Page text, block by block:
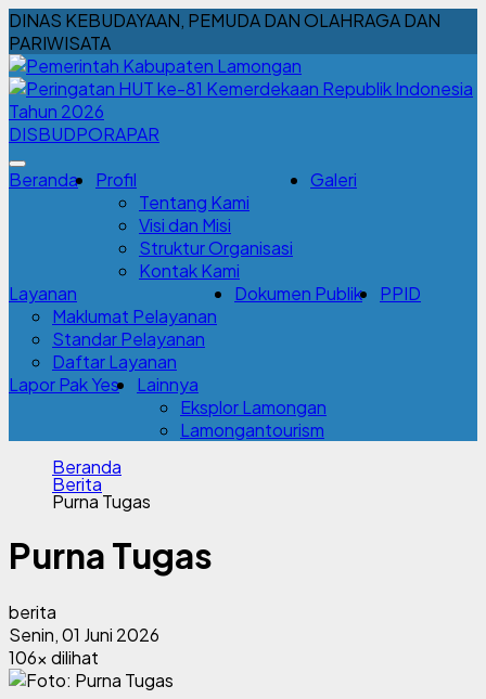
DINAS KEBUDAYAAN, PEMUDA DAN OLAHRAGA DAN
PARIWISATA
DISBUDPORAPAR
Beranda
Profil
Tentang Kami
Visi dan Misi
Struktur Organisasi
Kontak Kami
Galeri
Layanan
Maklumat Pelayanan
Standar Pelayanan
Daftar Layanan
Dokumen Publik PPID
Lapor Pak Yes
Lainnya
Eksplor Lamongan
Lamongantourism
Beranda
Berita
Purna Tugas
Purna Tugas
berita
Senin, 01 Juni 2026
106x dilihat